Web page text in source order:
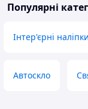
Популярні
Інтер'єрні наліпки
Автоскло